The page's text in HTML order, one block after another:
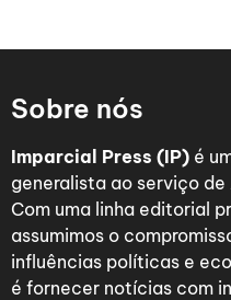
Sobre nós
Imparcial Press (IP) é
generalista ao serviço
Com uma linha editorial
assumimos o
influências políticas e
é fornecer notícias com